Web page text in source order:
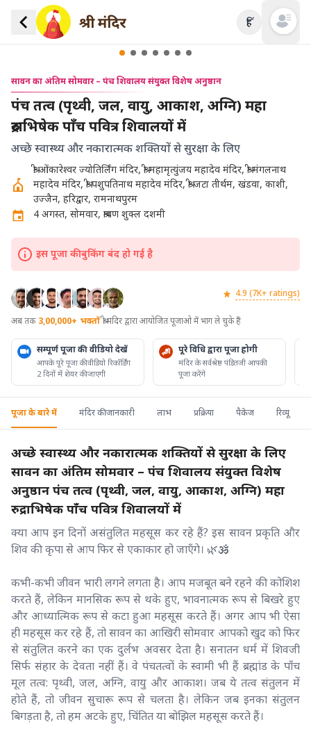
हिं Open
सावन का अंतिम सोमवार – पंच शिवालय संयुक्त विशेष अनुष्ठान
पंच तत्व (पृथ्वी, जल, वायु, आकाश, अग्नि) महा
रुद्राभिषेक पाँच पवित्र शिवालयों में
अच्छे स्वास्थ्य और नकारात्मक शक्तियों से सुरक्षा के लिए
श्री ओंकारेश्वर ज्योतिर्लिंग मंदिर, श्री महामृत्युंजय महादेव मंदिर, श्री मंगलनाथ
महादेव मंदिर, श्री पशुपतिनाथ महादेव मंदिर, श्री जटा तीर्थम, खंडवा, काशी,
उज्जैन, हरिद्वार, रामनाथपुरम
4 अगस्त, सोमवार, श्रावण शुक्ल दशमी
इस पूजा की बुकिंग बंद हो गई है
4.9 (7K+ ratings)
अब तक 3,00,000+ भक्तों श्री मंदिर द्वारा आयोजित पूजाओ में भाग ले चुके हैं
सम्पूर्ण पूजा की वीडियो देखें
आपके पूरे पूजा की वीडियो रिकॉर्डिंग
2 दिनों में शेयर की जाएगी
पूरे विधि द्वारा पूजा होगी
मंदिर के सर्वश्रेष्ठ पंडितजी आपकी
पूजा करेंगे
पूजा के बारे में मंदिर की जानकारी लाभ प्रक्रिया पैकेज रिव्यू
अच्छे स्वास्थ्य और नकारात्मक शक्तियों से सुरक्षा के लिए
सावन का अंतिम सोमवार – पंच शिवालय संयुक्त विशेष
अनुष्ठान पंच तत्व (पृथ्वी, जल, वायु, आकाश, अग्नि) महा
रुद्राभिषेक पाँच पवित्र शिवालयों में
क्या आप इन दिनों असंतुलित महसूस कर रहे हैं? इस सावन प्रकृति और
शिव की कृपा से आप फिर से एकाकार हो जाएँगे। 🌿🕉️
कभी-कभी जीवन भारी लगने लगता है। आप मजबूत बने रहने की कोशिश
करते हैं, लेकिन मानसिक रूप से थके हुए, भावनात्मक रूप से बिखरे हुए
और आध्यात्मिक रूप से कटा हुआ महसूस करते हैं। अगर आप भी ऐसा
ही महसूस कर रहे हैं, तो सावन का आखिरी सोमवार आपको खुद को फिर
से संतुलित करने का एक दुर्लभ अवसर देता है। सनातन धर्म में शिवजी
सिर्फ संहार के देवता नहीं हैं। वे पंचतत्वों के स्वामी भी हैं ब्रह्मांड के पाँच
मूल तत्व: पृथ्वी, जल, अग्नि, वायु और आकाश। जब ये तत्व संतुलन में
होते हैं, तो जीवन सुचारू रूप से चलता है। लेकिन जब इनका संतुलन
बिगड़ता है, तो हम अटके हुए, चिंतित या बोझिल महसूस करते हैं।